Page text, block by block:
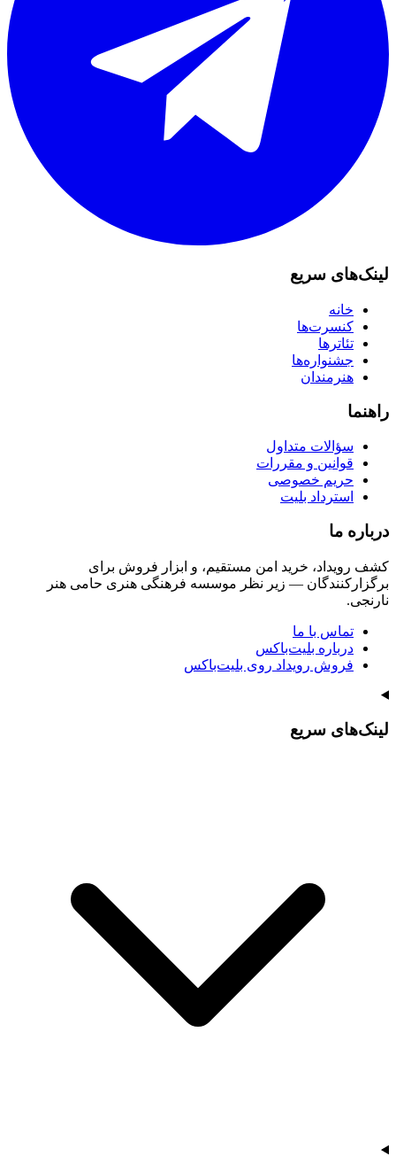
لینک‌های سریع
خانه
کنسرت‌ها
تئاترها
جشنواره‌ها
هنرمندان
راهنما
سؤالات متداول
قوانین و مقررات
حریم خصوصی
استرداد بلیت
درباره ما
کشف رویداد، خرید امن مستقیم، و ابزار فروش برای
برگزارکنندگان — زیر نظر موسسه فرهنگی هنری حامی هنر
نارنجی.
تماس با ما
درباره بلیت‌باکس
فروش رویداد روی بلیت‌باکس
لینک‌های سریع